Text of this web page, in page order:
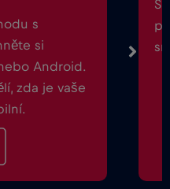
s
si
Android.
zda je vaše